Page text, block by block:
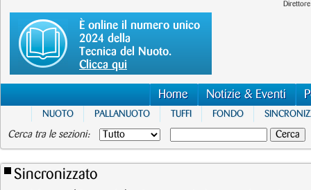
È online il numero unico
2024 della
Tecnica del Nuoto.
Clicca qui
Home Notizie & Eventi
NUOTO PALLANUOTO TUFFI FONDO
Cerca tra le sezioni:
Sincronizzato